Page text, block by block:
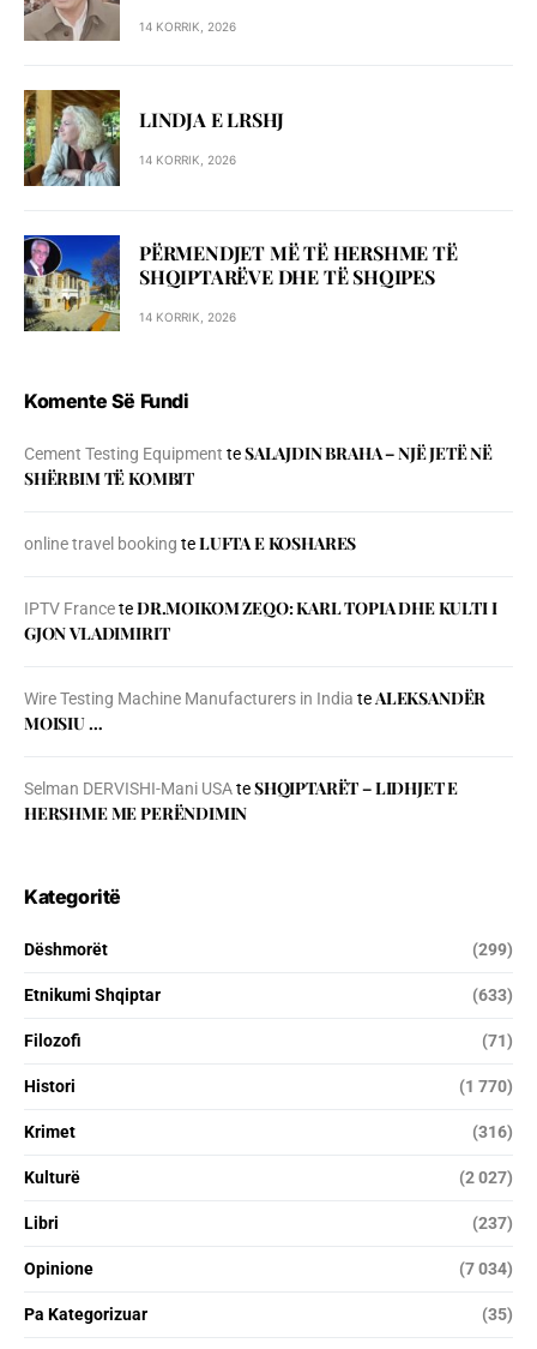
14 KORRIK, 2026
LINDJA E LRSHJ
14 KORRIK, 2026
PËRMENDJET MË TË HERSHME TË
SHQIPTARËVE DHE TË SHQIPES
14 KORRIK, 2026
Komente Së Fundi
Cement Testing Equipment teSALAJDIN BRAHA – NJЁ JETЁ NЁ
SHЁRBIM TЁ KOMBIT
online travel booking teLUFTA E KOSHARES
IPTV FranceteDR.MOIKOM ZEQO: KARL TOPIA DHE KULTI I
GJON VLADIMIRIT
Wire Testing Machine Manufacturers in India teALEKSANDËR
MOISIU …
Selman DERVISHI-Mani USAteSHQIPTARËT – LIDHJET E
HERSHME ME PERËNDIMIN
Kategoritë
Dëshmorët (299)
Etnikumi Shqiptar (633)
Filozofi (71)
Histori (1 770)
Krimet (316)
Kulturë (2 027)
Libri (237)
Opinione (7 034)
Pa Kategorizuar (35)